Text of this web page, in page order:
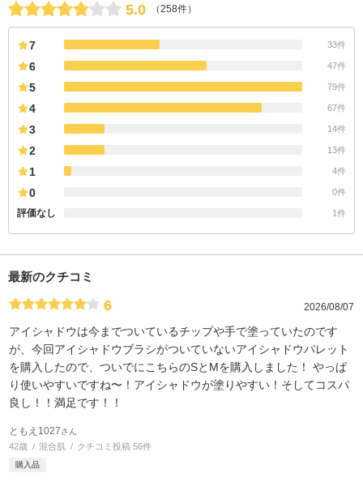
5.0 （258件）
7 33件
6 47件
5 79件
4 67件
3 14件
2 13件
1 4件
0 0件
評価なし 1件
最新のクチコミ
6 2026/08/07
アイシャドウは今までついているチップや手で塗っていたのです
が、今回アイシャドウブラシがついていないアイシャドウパレット
を購入したので、ついでにこちらのSとMを購入しました！ やっぱ
り使いやすいですね〜！アイシャドウが塗りやすい！そしてコスパ
良し！！満足です！！
ともえ1027さん
42歳 混合肌 クチコミ投稿 56件
購入品